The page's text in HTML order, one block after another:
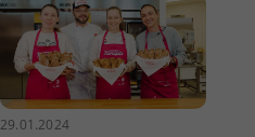
29.01.2024